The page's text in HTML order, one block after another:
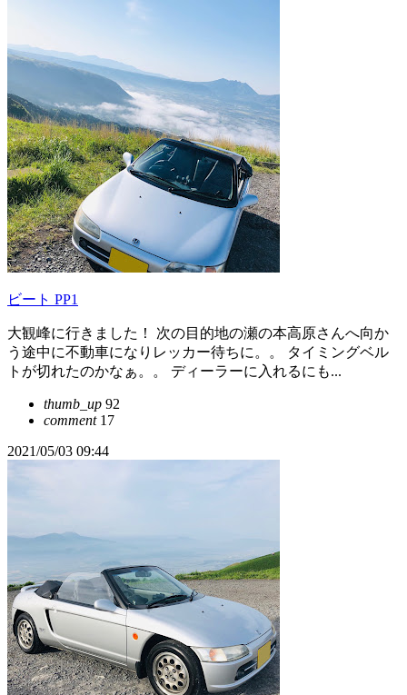
ビート PP1
大観峰に行きました！ 次の目的地の瀬の本高原さんへ向か
う途中に不動車になりレッカー待ちに。。 タイミングベル
トが切れたのかなぁ。。 ディーラーに入れるにも...
thumb_up 92
comment17
2021/05/03 09:44